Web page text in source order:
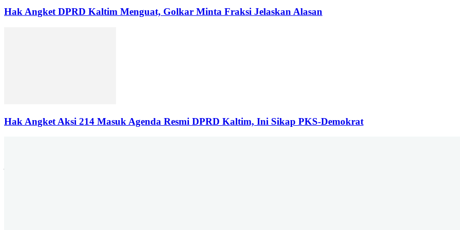
Hak Angket DPRD Kaltim Menguat, Golkar Minta Fraksi Jelaskan Alasan
Hak Angket Aksi 214 Masuk Agenda Resmi DPRD Kaltim, Ini Sikap PKS-Demokrat